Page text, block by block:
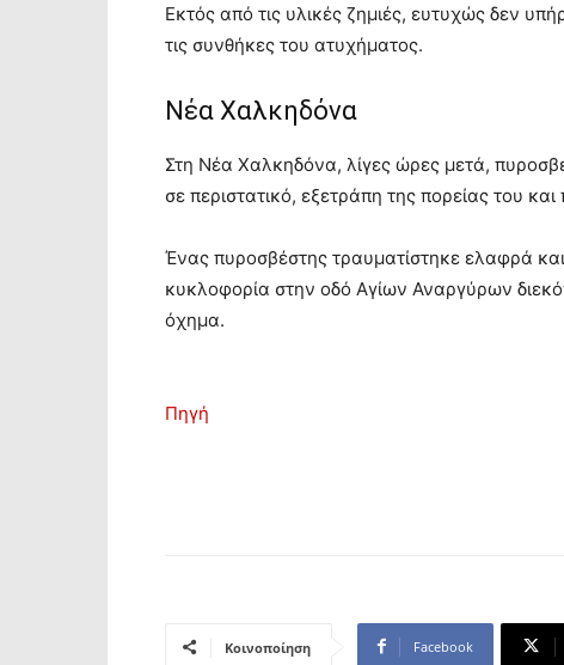
Εκτός από τις υλικές ζημιές, ευτυχώς δεν
τις συνθήκες του ατυχήματος.
Νέα Χαλκηδόνα
Στη Νέα Χαλκηδόνα, λίγες ώρες μετά,
σε περιστατικό, εξετράπη της πορείας του
Ένας πυροσβέστης τραυματίστηκε ελαφρά
κυκλοφορία στην οδό Αγίων Αναργύρων
όχημα.
Πηγή
Κοινοποίηση Facebook